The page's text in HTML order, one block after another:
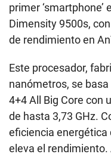
primer
Dimensity 9500s,
de rendimiento en
Este procesador,
nanómetros, se
4+4 All Big Core con
de hasta 3,73 GHz.
eficiencia energética
eleva el